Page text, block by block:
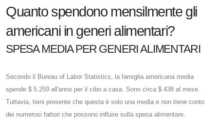
Quanto spendono mensilmente gli
americani in generi alimentari?
SPESA MEDIA PER GENERI ALIMENTARI
Secondo il Bureau of Labor Statistics, la famiglia americana media
spende $ 5.259 all'anno per il cibo a casa. Sono circa $ 438 al mese.
Tuttavia, tieni presente che questa è solo una media e non tiene conto
dei numerosi fattori che possono influire sulla spesa alimentare.